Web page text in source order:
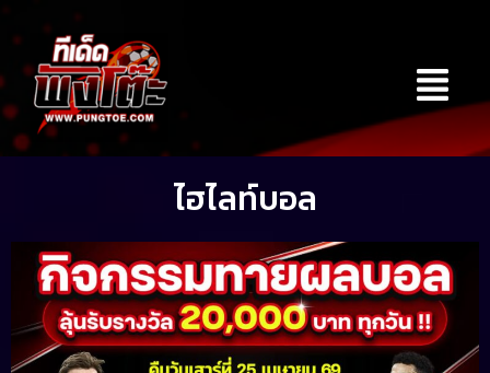
content
Menu
ไฮไลท์บอล